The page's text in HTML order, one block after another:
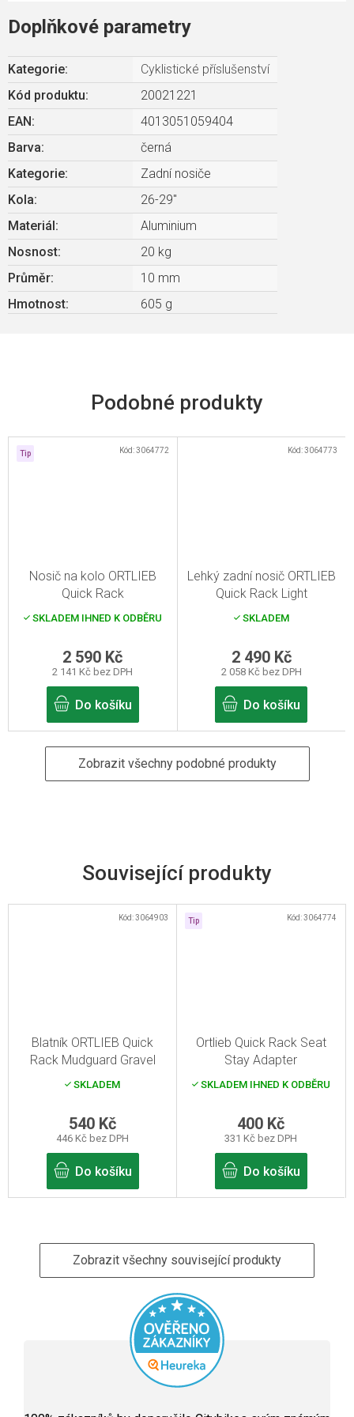
Související produkty
Blatník ORTLIEB Quick
Rack Mudguard Gravel
SKLADEM
446 Kč bez DPH
540 Kč
Do košíku
Kód:3064903 Tip
Ortlieb Quick Rack Seat
Stay Adapter
SKLADEM IHNED K ODBĚRU
331 Kč bez DPH
400 Kč
Do košíku
Kód:3064774
Zobrazit všechny související produkty
Doplňkové parametry
Kategorie:
Cyklistické příslušenství
Kód produktu:
20021221
EAN :
4013051059404
Barva:
černá
Kategorie:
Zadní nosiče
Kola:
26-29"
Materiál :
Aluminium
Nosnost:
20 kg
Průměr:
10 mm
Hmotnost: 605 g
Tip
Nosič na kolo ORTLIEB
Quick Rack
SKLADEM IHNED K ODBĚRU
2 141 Kč bez DPH
2 590 Kč
Do košíku
Kód:3064772
Lehký zadní nosič ORTLIEB
Quick Rack Light
SKLADEM
2 058 Kč bez DPH
2 490 Kč
Do košíku
Kód:3064773
Zobrazit všechny podobné produkty